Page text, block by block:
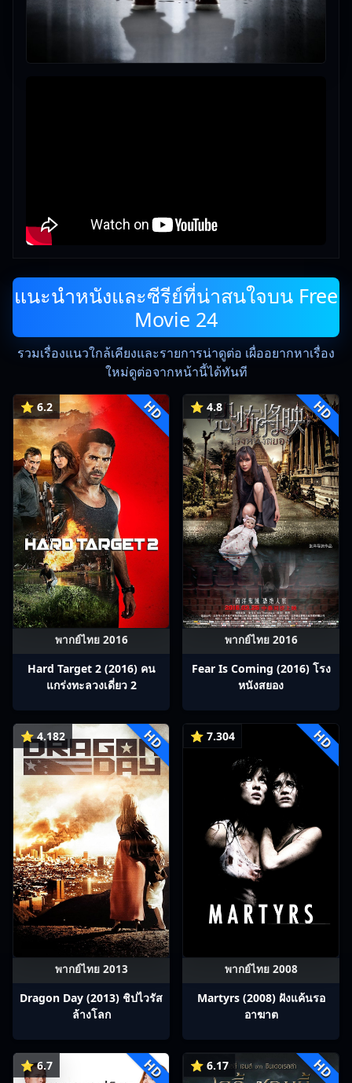
แนะนำหนังและซีรีย์ที่น่าสนใจบน Free
Movie 24
รวมเรื่องแนวใกล้เคียงและรายการน่าดูต่อ เผื่ออยากหาเรื่อง
ใหม่ดูต่อจากหน้านี้ได้ทันที
⭐ 6.2 HD
พากย์ไทย 2016
Hard Target 2 (2016) คน
แกร่งทะลวงเดี่ยว 2
⭐ 4.8 HD
พากย์ไทย 2016
Fear Is Coming (2016) โรง
หนังสยอง
⭐ 4.182 HD
พากย์ไทย 2013
Dragon Day (2013) ชิปไวรัส
ล้างโลก
⭐ 7.304 HD
พากย์ไทย 2008
Martyrs (2008) ฝังแค้นรอ
อาฆาต
⭐ 6.7 HD ⭐ 6.17 HD